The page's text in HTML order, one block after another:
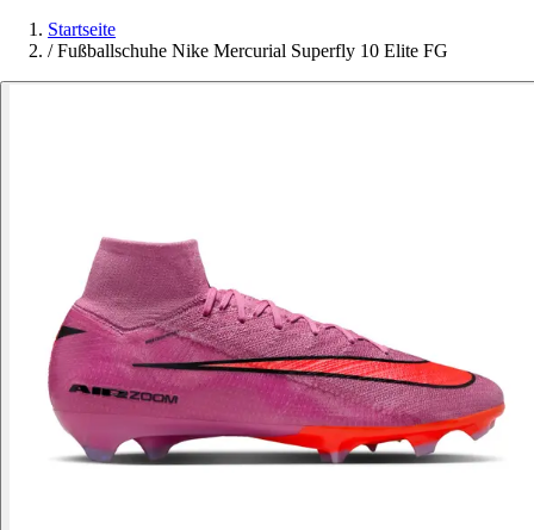
Startseite
/ Fußballschuhe Nike Mercurial Superfly 10 Elite FG